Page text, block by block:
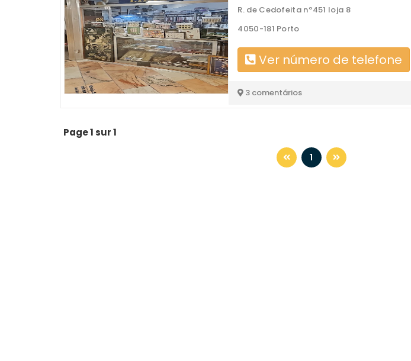
R. de Cedofeita nº451 loja 8
4050-181 Porto
Ver número de telefone
3 comentários
Page 1 sur 1
1